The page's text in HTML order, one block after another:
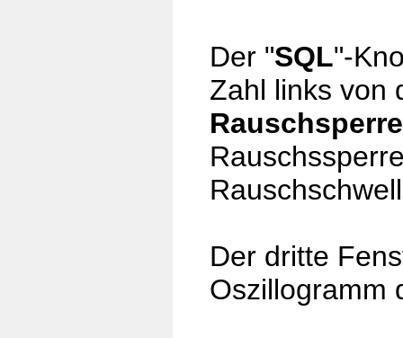
Der "SQL"-
Zahl links von
Der dritte
Oszillogramm